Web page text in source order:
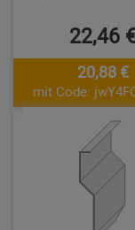
22,46
20,88 €
mit Code: